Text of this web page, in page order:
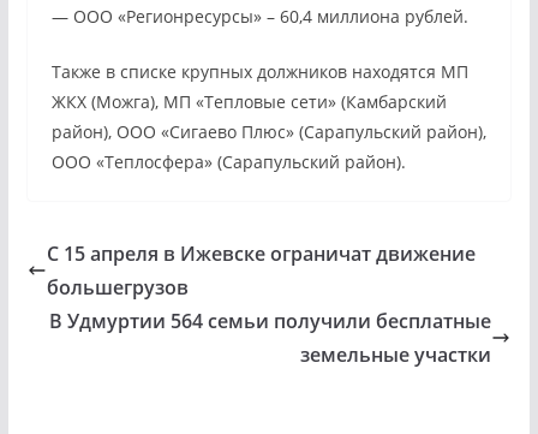
— ООО «Регионресурсы» – 60,4 миллиона рублей.
Также в списке крупных должников находятся МП
ЖКХ (Можга), МП «Тепловые сети» (Камбарский
район), ООО «Сигаево Плюс» (Сарапульский район),
ООО «Теплосфера» (Сарапульский район).
С 15 апреля в Ижевске ограничат движение
большегрузов
В Удмуртии 564 семьи получили бесплатные
земельные участки